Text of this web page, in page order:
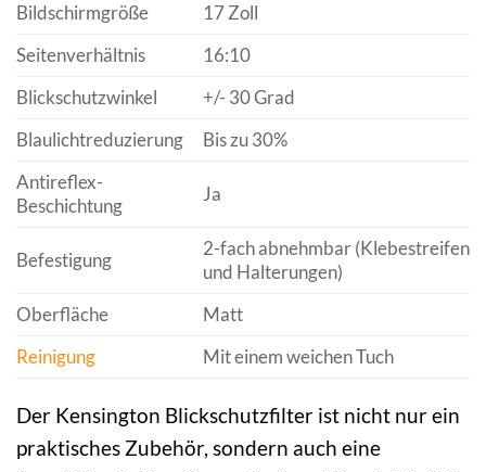
Bildschirmgröße
17 Zoll
Seitenverhältnis
16:10
Blickschutzwinkel
+/- 30 Grad
Blaulichtreduzierung
Bis zu 30%
Antireflex-
Beschichtung
Ja
Befestigung
2-fach abnehmbar (Klebestreifen
und Halterungen)
Oberfläche
Matt
Reinigung
Mit einem weichen Tuch
Der Kensington Blickschutzfilter ist nicht nur ein
praktisches Zubehör, sondern auch eine